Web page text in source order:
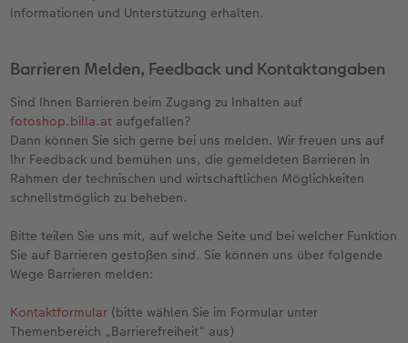
Informationen und Unterstützung erhalten.
Barrieren Melden, Feedback und Kontaktangaben
Sind Ihnen Barrieren beim Zugang zu Inhalten auf
fotoshop.billa.at aufgefallen?
Dann können Sie sich gerne bei uns melden. Wir freuen uns auf
Ihr Feedback und bemühen uns, die gemeldeten Barrieren in
Rahmen der technischen und wirtschaftlichen Möglichkeiten
schnellstmöglich zu beheben.
Bitte teilen Sie uns mit, auf welche Seite und bei welcher Funktion
Sie auf Barrieren gestoßen sind. Sie können uns über folgende
Wege Barrieren melden:
Kontaktformular (bitte wählen Sie im Formular unter
Themenbereich „Barrierefreiheit“ aus)